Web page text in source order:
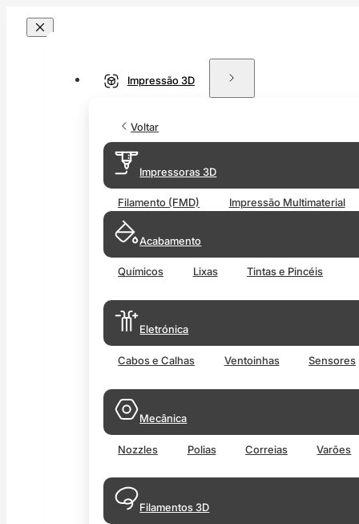
Impressão 3D
Voltar
Impressoras 3D
Filamento (FMD) Impressão Multimaterial
Acabamento
Químicos Lixas Tintas e Pincéis
Eletrónica
Cabos e Calhas Ventoinhas Sensores
Mecânica
Nozzles Polias Correias Varões
Filamentos 3D